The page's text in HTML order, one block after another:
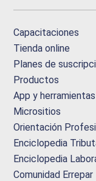
Capacitaciones
Tienda online
Planes de
Productos
App y herramientas
Micrositios
Orientación
Enciclopedia
Enciclopedia
Comunidad Errepar